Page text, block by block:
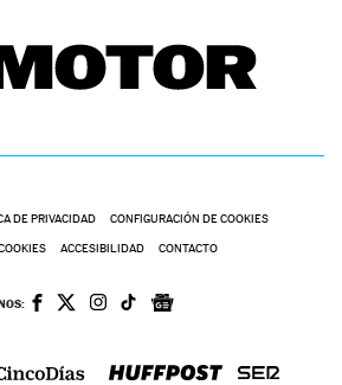
DE PRIVACIDAD CONFIGURACIÓN DE COOKIES
ACCESIBILIDAD CONTACTO